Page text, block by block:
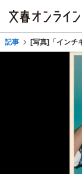
記事 [写真]「インチ